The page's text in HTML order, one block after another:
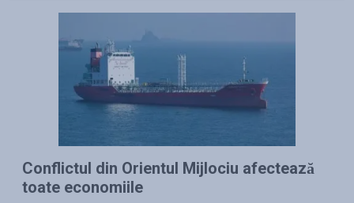
Conflictul din Orientul Mijlociu afectează
toate economiile